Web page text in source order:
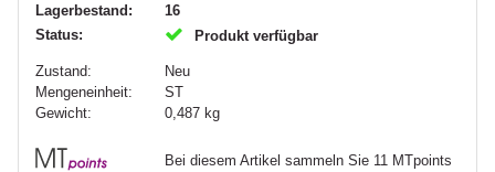
Lagerbestand:
16
Status:
Produkt verfügbar
Zustand:
Neu
Mengeneinheit:
ST
Gewicht:
0,487 kg
Bei diesem Artikel sammeln Sie 11 MTpoints